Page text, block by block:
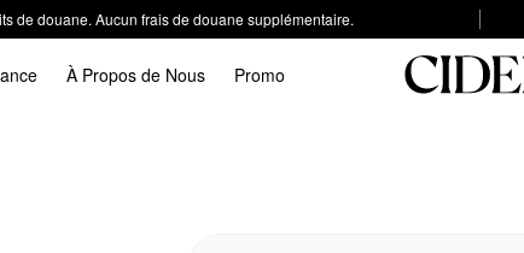
de douane. Aucun frais de douane supplémentaire.
À Propos de Nous Promo